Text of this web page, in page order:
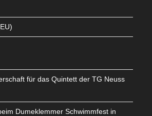
für das Quintett der TG Neuss
Dumeklemmer Schwimmfest in